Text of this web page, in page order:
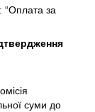
“Оплата за
суми до